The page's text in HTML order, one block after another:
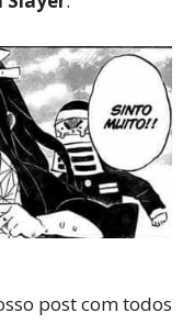
post com todos